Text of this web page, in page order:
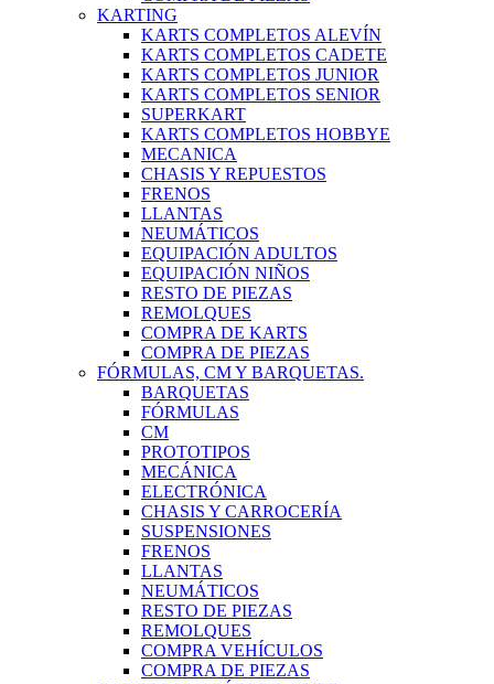
KARTING
KARTS COMPLETOS ALEVÍN
KARTS COMPLETOS CADETE
KARTS COMPLETOS JUNIOR
KARTS COMPLETOS SENIOR
SUPERKART
KARTS COMPLETOS HOBBYE
MECANICA
CHASIS Y REPUESTOS
FRENOS
LLANTAS
NEUMÁTICOS
EQUIPACIÓN ADULTOS
EQUIPACIÓN NIÑOS
RESTO DE PIEZAS
REMOLQUES
COMPRA DE KARTS
COMPRA DE PIEZAS
FÓRMULAS, CM Y BARQUETAS.
BARQUETAS
FÓRMULAS
CM
PROTOTIPOS
MECÁNICA
ELECTRÓNICA
CHASIS Y CARROCERÍA
SUSPENSIONES
FRENOS
LLANTAS
NEUMÁTICOS
RESTO DE PIEZAS
REMOLQUES
COMPRA VEHÍCULOS
COMPRA DE PIEZAS